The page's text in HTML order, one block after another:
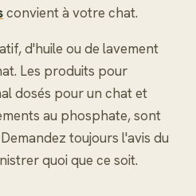
convient à votre chat.
d'huile ou de lavement
Les produits pour
dosés pour un chat et
au phosphate, sont
toujours l'avis du
quoi que ce soit.